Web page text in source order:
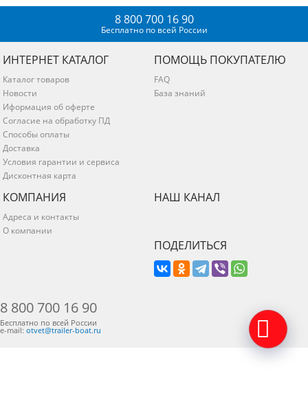
8 800 700 16 90
Бесплатно по всей России
ИНТЕРНЕТ КАТАЛОГ
Каталог товаров
Новости
Иформация об оферте
Согласие на обработку ПД
Способы оплаты
Доставка
Условия гарантии и сервиса
Дисконтная карта
ПОМОЩЬ ПОКУПАТЕЛЮ
FAQ
База знаний
КОМПАНИЯ
Адреса и контакты
О компании
НАШ КАНАЛ
ПОДЕЛИТЬСЯ
8 800 700 16 90
Бесплатно по всей России
e-mail: otvet@trailer-boat.ru